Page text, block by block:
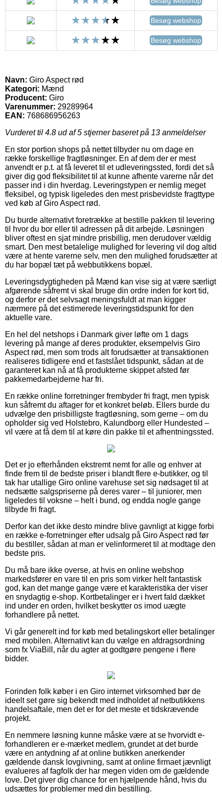
Besøg webshop
Besøg webshop
Navn: Giro Aspect rød
Kategori: Mænd
Producent: Giro
Varenummer: 29289964
EAN: 768686956263
Vurderet til 4.8 ud af 5 stjerner baseret på 13 anmeldelser
En stor portion shops på nettet tilbyder nu om dage en
række forskellige fragtløsninger. En af dem der er mest
anvendt er p.t. at få leveret til et udleveringssted, fordi det så
giver dig god fleksibilitet til at kunne afhente varerne når det
passer ind i din hverdag. Leveringstypen er nemlig meget
fleksibel, og typisk ligeledes den mest prisbevidste fragttype
ved køb af Giro Aspect rød.
Du burde alternativt foretrække at bestille pakken til levering
til hvor du bor eller til adressen på dit arbejde. Løsningen
bliver oftest en sjat mindre prisbillig, men derudover vældig
smart. Den mest betalelige mulighed for levering vil dog altid
være at hente varerne selv, men den mulighed forudsætter at
du har bopæl tæt på webbutikkens bopæl.
Leveringsdygtigheden på Mænd kan vise sig at være særligt
afgørende såfremt vi skal bruge din ordre inden for kort tid,
og derfor er det selvsagt meningsfuldt at man kigger
nærmere på det estimerede leveringstidspunkt for den
aktuelle vare.
En hel del netshops i Danmark giver løfte om 1 dags
levering på mange af deres produkter, eksempelvis Giro
Aspect rød, men som trods alt forudsætter at transaktionen
realiseres tidligere end et fastslået tidspunkt, sådan at de
garanteret kan nå at få produkterne skippet afsted før
pakkemedarbejderne har fri.
En række online forretninger frembyder fri fragt, men typisk
kun såfremt du aftager for et konkret beløb. Ellers burde du
udvælge den prisbilligste fragtløsning, som gerne – om du
opholder sig ved Holstebro, Kalundborg eller Hundested –
vil være at få dem til at køre din pakke til et afhentningssted.
Det er jo efterhånden ekstremt nemt for alle og enhver at
finde frem til de bedste priser i blandt flere e-butikker, og til
tak har utallige Giro online varehuse set sig nødsaget til at
nedsætte salgspriserne på deres varer – til juniorer, men
ligeledes til voksne – helt i bund, og endda nogle gange
tilbyde fri fragt.
Derfor kan det ikke desto mindre blive gavnligt at kigge forbi
en række e-forretninger efter udsalg på Giro Aspect rød før
du bestiller, sådan at man er velinformeret til at modtage den
bedste pris.
Du må bare ikke overse, at hvis en online webshop
markedsfører en vare til en pris som virker helt fantastisk
god, kan det mange gange være et karakteristika der viser
en snydagtig e-shop. Kortbetalinger er i hvert fald dækket
ind under en orden, hvilket beskytter os imod uægte
forhandlere på nettet.
Vi går generelt ind for køb med betalingskort eller betalinger
med mobilen. Alternativt kan du vælge en afdragsordning
som fx ViaBill, når du agter at godtgøre pengene i flere
bidder.
Forinden folk køber i en Giro internet virksomhed bør de
ideelt set gøre sig bekendt med indholdet af netbutikkens
handelsaftale, men det er for det meste et tidskrævende
projekt.
En nemmere løsning kunne måske være at se hvorvidt e-
forhandleren er e-mærket medlem, grundet at det burde
være en antydning af at online butikken anerkender
gældende dansk lovgivning, samt at online firmaet jævnligt
evalueres af fagfolk der har megen viden om de gældende
love. Det giver dig chance for en hjælpende hånd, hvis du
udsættes for problemer med din bestilling.